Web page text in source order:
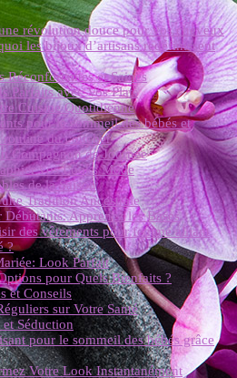
révolution douce pour vos cheveux
les bijoux d’artisans redéfinissent
Réconfortantes et Saines
Parfaits avec Vos Plats
Cuisine Quotidienne
pour le sommeil des bébés et
routine du coucher
Compagnon de Journée
vos Looks Mode
de la Saison
Tradition Ancestrale
Apprenez les Bases
des vêtements pour femme alliant
?
Look Parfait
pour Quels Bienfaits ?
et Conseils
sur Votre Santé
Séduction
pour le sommeil des bébés grâce
Votre Look Instantanément